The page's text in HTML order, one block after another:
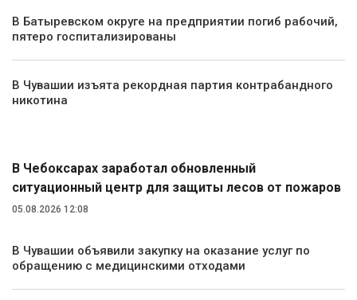
В Батыревском округе на предприятии погиб рабочий,
пятеро госпитализированы
В Чувашии изъята рекордная партия контрабандного
никотина
В Чебоксарах заработал обновленный
ситуационный центр для защиты лесов от пожаров
05.08.2026 12:08
В Чувашии объявили закупку на оказание услуг по
обращению с медицинскими отходами